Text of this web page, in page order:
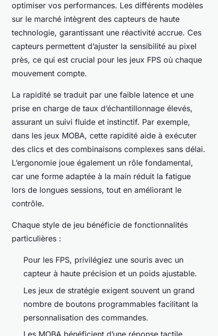
optimiser vos performances. Les différents modèles
sur le marché intègrent des capteurs de haute
technologie, garantissant une réactivité accrue. Ces
capteurs permettent d’ajuster la sensibilité au pixel
près, ce qui est crucial pour les jeux FPS où chaque
mouvement compte.
La rapidité se traduit par une faible latence et une
prise en charge de taux d’échantillonnage élevés,
assurant un suivi fluide et instinctif. Par exemple,
dans les jeux MOBA, cette rapidité aide à exécuter
des clics et des combinaisons complexes sans délai.
L’ergonomie joue également un rôle fondamental,
car une forme adaptée à la main réduit la fatigue
lors de longues sessions, tout en améliorant le
contrôle.
Chaque style de jeu bénéficie de fonctionnalités
particulières :
Pour les FPS, privilégiez une souris avec un
capteur à haute précision et un poids ajustable.
Les jeux de stratégie exigent souvent un grand
nombre de boutons programmables facilitant la
personnalisation des commandes.